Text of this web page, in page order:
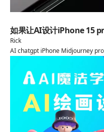
如果让AI设计iPhone 15
Rick
AIchatgpt iPhone Midjourney